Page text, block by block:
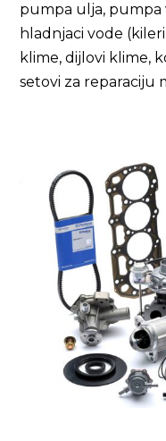
pumpa ulja, pumpa
hladnjaci vode
klime, dijlovi klime,
setovi za reparaciju